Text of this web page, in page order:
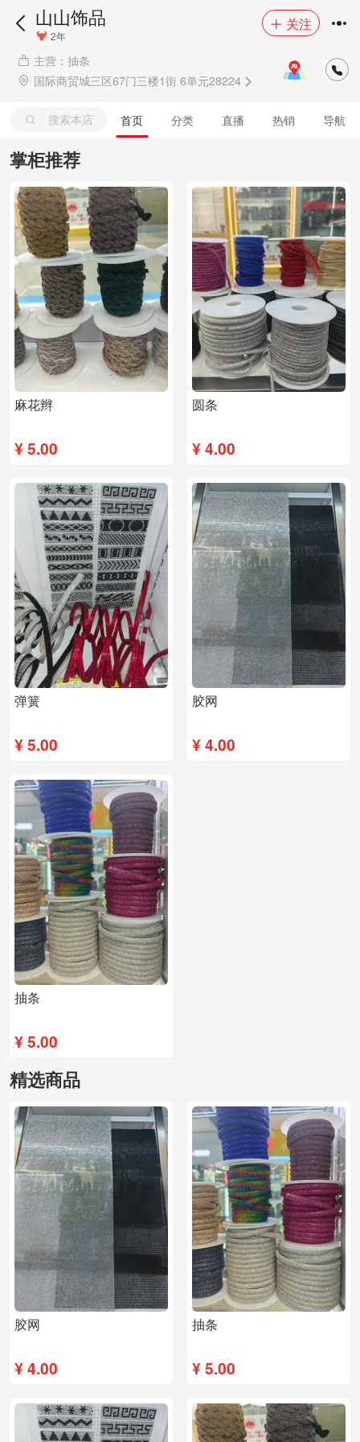
山山饰品
2年
关注
主营：抽条
国际商贸城三区67门三楼1街 6单元28224
搜索本店 首页 分类 直播 热销 导航
掌柜推荐
麻花辫
¥5.00
圆条
¥4.00
弹簧
¥5.00
胶网
¥4.00
抽条
¥5.00
精选商品
胶网
¥4.00
抽条
¥5.00